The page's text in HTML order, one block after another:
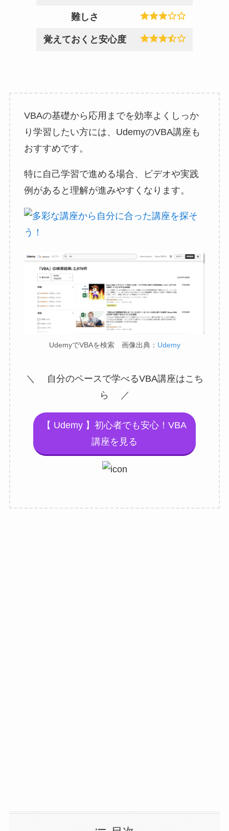
難しさ
覚えておくと安心度
VBAの基礎から応用までを効率よくしっか
り学習したい方には、UdemyのVBA講座も
おすすめです。
特に自己学習で進める場合、ビデオや実践
例があると理解が進みやすくなります。
UdemyでVBAを検索 画像出典： Udemy
＼ 自分のペースで学べるVBA講座はこち
ら ／
【 Udemy 】初心者でも安心！VBA
講座を見る